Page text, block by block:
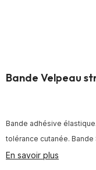
Bande Velpeau
Bande adhésive
tolérance cutanée. Bande
En savoir plus